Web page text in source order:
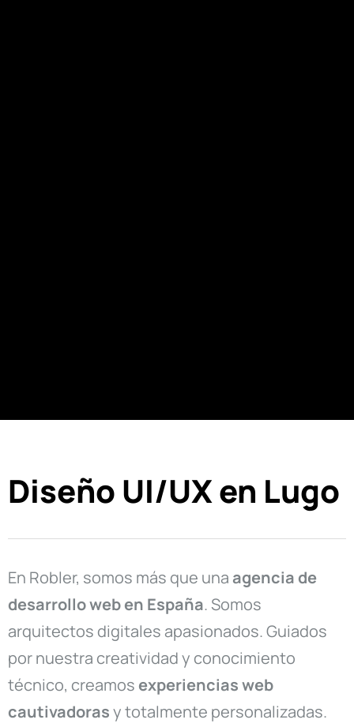
Diseño UI/UX en Lugo
En Robler, somos más que una agencia de
desarrollo web en España. Somos
arquitectos digitales apasionados. Guiados
por nuestra creatividad y conocimiento
técnico, creamos experiencias web
cautivadorasy totalmente personalizadas.